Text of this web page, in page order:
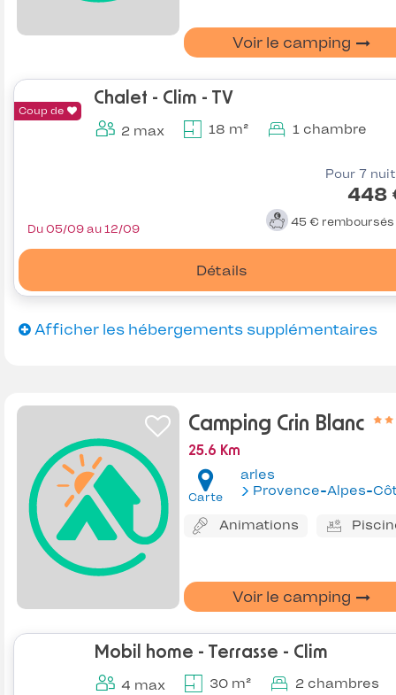
Voir le camping
Coup de
Chalet - Clim - TV
2 max 18 m² 1 chambre
Pour 7
448
45 € remboursés
Détails
Du 05/09 au 12/09
Afficher les hébergements supplémentaires
Camping Crin Blanc
25.6 Km
Carte
arles
Provence-Alpes-Côte
Animations
Voir le camping
Mobil home - Terrasse - Clim
4 max 30 m² 2 chambres